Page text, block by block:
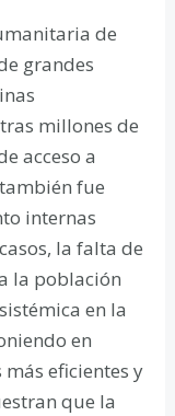
de
grandes
millones de
acceso a
fue
internas
la falta de
la población
en la
en
eficientes y
que la